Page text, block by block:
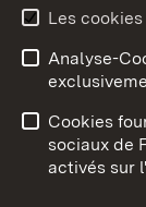
Conseils
Cookies
Les
Analyse-
Cookies
sociaux de
activés sur